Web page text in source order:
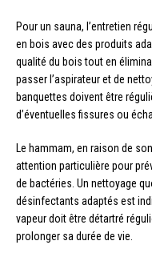
Pour un sauna, l’entretien
en bois avec des produits
qualité du bois tout en
passer l’aspirateur et de
banquettes doivent être
d’éventuelles fissures ou
Le hammam, en raison de
attention particulière pour
de bactéries. Un nettoyage
désinfectants adaptés est
vapeur doit être détartré
prolonger sa durée de vie.